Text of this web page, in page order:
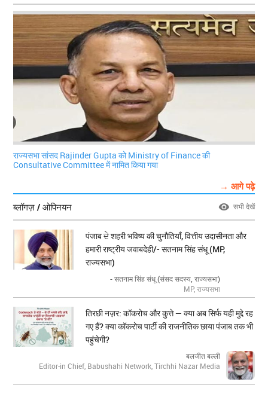
राज्यसभा सांसद Rajinder Gupta को Ministry of Finance की
Consultative Committee में नामित किया गया
→ आगे पढ़े
ब्लॉगज़ / ओपिनयन
सभी देखें
पंजाब ਦੇ शहरी भविष्य की चुनौतियाँ, वित्तीय उदासीनता और
हमारी राष्ट्रीय जवाबदेही/- सतनाम सिंह संधू (MP,
राज्यसभा)
- सतनाम सिंह संधू (संसद सदस्य, राज्यसभा)
MP, राज्यसभा
तिरछी नज़र: कॉकरोच और कुत्ते — क्या अब सिर्फ यही मुद्दे रह
गए हैं? क्या कॉकरोच पार्टी की राजनीतिक छाया पंजाब तक भी
पहुंचेगी?
बलजीत बल्ली
Editor-in Chief, Babushahi Network, Tirchhi Nazar Media